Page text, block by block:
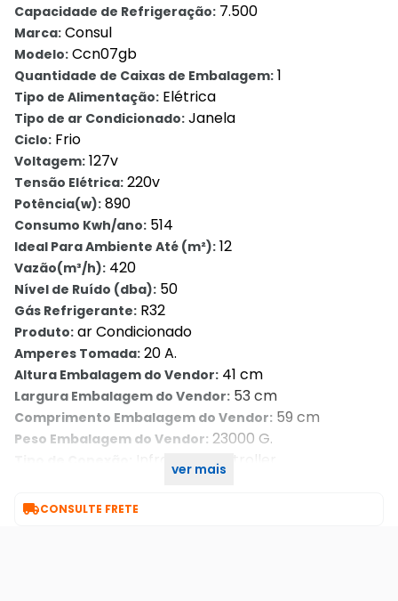
Capacidade de Refrigeração: 7.500
Marca: Consul
Modelo: Ccn07gb
Quantidade de Caixas de Embalagem: 1
Tipo de Alimentação: Elétrica
Tipo de ar Condicionado: Janela
Ciclo: Frio
Voltagem: 127v
Tensão Elétrica: 220v
Potência(w): 890
Consumo Kwh/ano: 514
Ideal Para Ambiente Até (m²): 12
Vazão(m³/h): 420
Nível de Ruído (dba): 50
Gás Refrigerante: R32
Produto: ar Condicionado
Amperes Tomada: 20 A.
Altura Embalagem do Vendor: 41 cm
Largura Embalagem do Vendor: 53 cm
Comprimento Embalagem do Vendor: 59 cm
Peso Embalagem do Vendor: 23000 G.
Infra-red Controller
ver mais
CONSULTE FRETE